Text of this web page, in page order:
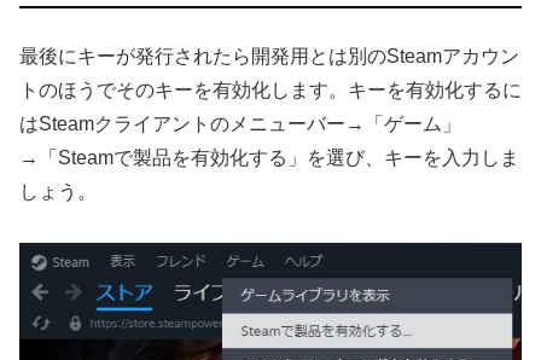
最後にキーが発行されたら開発用とは別のSteamアカウン
トのほうでそのキーを有効化します。キーを有効化するに
はSteamクライアントのメニューバー→「ゲーム」
→「Steamで製品を有効化する」を選び、キーを入力しま
しょう。